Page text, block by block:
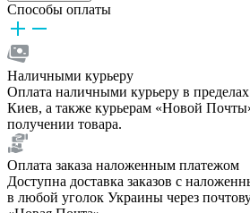
Способы оплаты
Наличными курьеру
Оплата наличными курьеру в пределах
Киев, а также курьерам «Новой
получении товара.
Оплата заказа наложенным платежом
Доступна доставка заказов с
в любой уголок Украины через